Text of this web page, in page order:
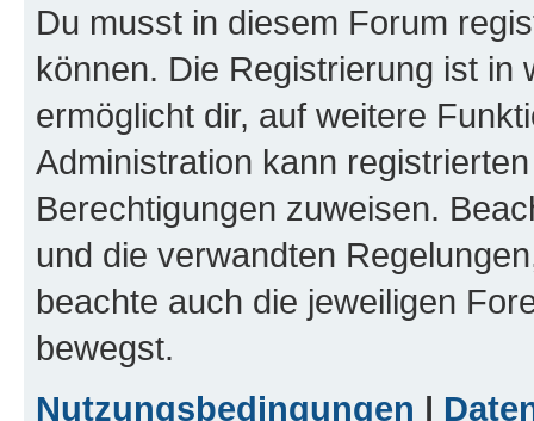
Du musst in diesem Forum
können. Die Registrierung ist in
ermöglicht dir, auf weitere
Administration kann
Berechtigungen zuweisen.
und die verwandten
beachte auch die jeweiligen
bewegst.
Nutzungsbedingungen |